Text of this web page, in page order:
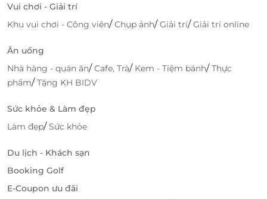
kiệm chi phí và lưu giữ những khoảnh khắc đáng
nhớ.
Vui chơi - Giải trí
Khu vui chơi - Công viên/Chụp ảnh/Giải trí/Giải trí online
Ăn uống
Nhà hàng - quán ăn/Cafe, Trà/ Kem - Tiệm bánh/Thực
phẩm/Tặng KH BIDV
Sức khỏe & Làm đẹp
Làm đẹp/Sức khỏe
Du lịch - Khách sạn
Booking Golf
E-Coupon ưu đãi